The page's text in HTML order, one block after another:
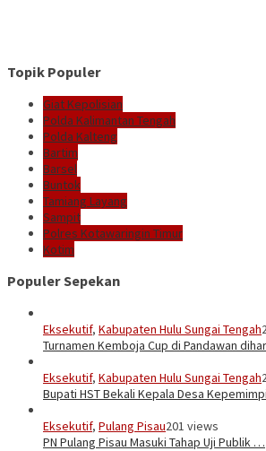
Topik Populer
Giat Kepolisian
Polda Kalimantan Tengah
Polda Kalteng
Bartim
Barsel
Buntok
Tamiang Layang
Sampit
Polres Kotawaringin Timur
Kotim
Populer Sepekan
Eksekutif, Kabupaten Hulu Sungai Tengah
Turnamen Kemboja Cup di Pandawan
Eksekutif, Kabupaten Hulu Sungai Tengah
Bupati HST Bekali Kepala Desa
Eksekutif, Pulang Pisau201 views
PN Pulang Pisau Masuki Tahap Uji Publik …